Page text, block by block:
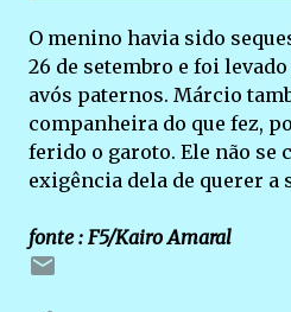
O menino havia sido
26 de setembro e foi
avós paternos. Márcio
companheira do que fez,
ferido o garoto. Ele não se
exigência dela de querer a
fonte : F5/Kairo Amaral